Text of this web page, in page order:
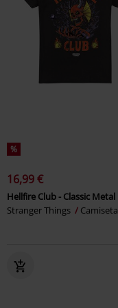
%
16,99 €
Hellfire Club - Classic Metal
Stranger Things
Camiseta